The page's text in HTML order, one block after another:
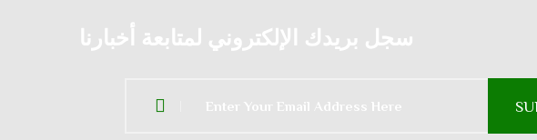
سجل بريدك الإلكتروني لمتابعة أخبارنا